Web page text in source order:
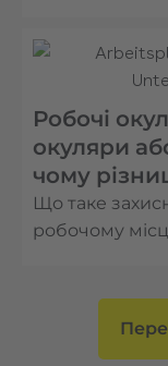
Робочі
окуляри
чому
Що таке
робочому